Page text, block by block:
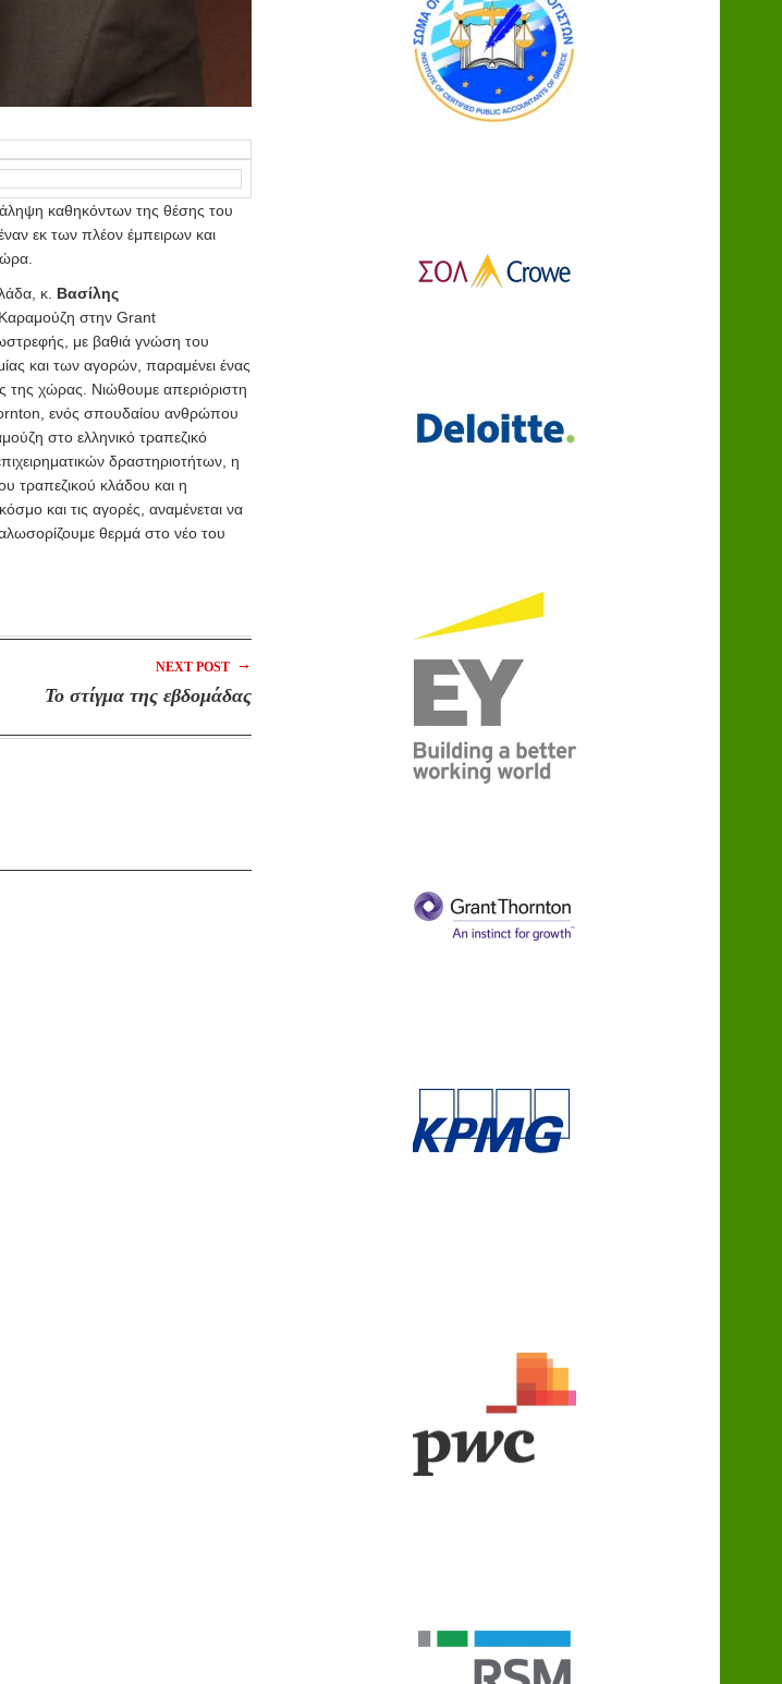
καθηκόντων της θέσης του
εκ των πλέον έμπειρων και
κ. Βασίλης
στην Grant
με βαθιά γνώση του
και των αγορών, παραμένει ένας
της χώρας. Νιώθουμε απεριόριστη
ενός σπουδαίου ανθρώπου
στο ελληνικό τραπεζικό
δραστηριοτήτων, η
τραπεζικού κλάδου και η
και τις αγορές, αναμένεται να
θερμά στο νέο του
NEXT POST →
Το στίγμα της εβδομάδας